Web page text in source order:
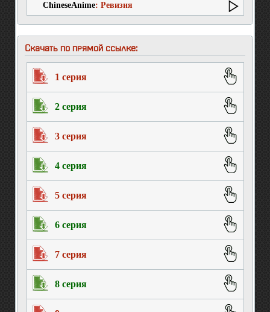
ChineseAnime: Ревизия
Скачать по прямой ссылке:
1 серия
2 серия
3 серия
4 серия
5 серия
6 серия
7 серия
8 серия